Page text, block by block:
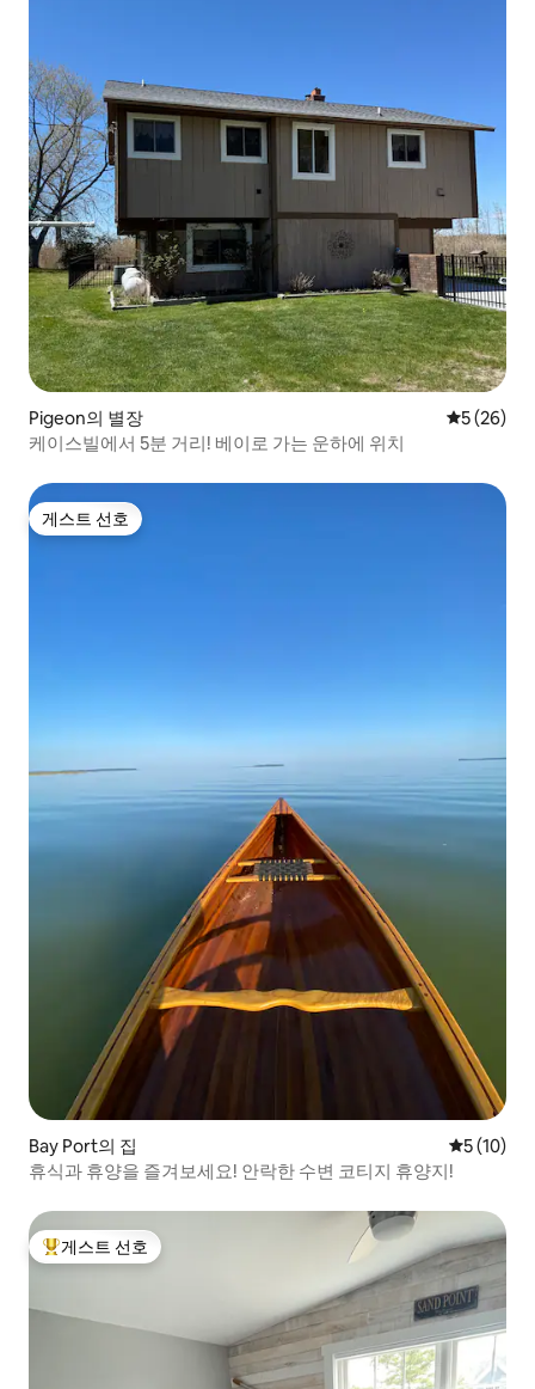
Pigeon의 별장 평점 5점(5
5 (26)
케이스빌에서 5분 거리! 베이로 가는 운하에 위치
게스트 선호
게스트 선호
Bay Port의 집 평점 5점
5 (10)
휴식과 휴양을 즐겨보세요! 안락한 수변 코티지 휴양지!
상위 게스트 선호
게스트 선호